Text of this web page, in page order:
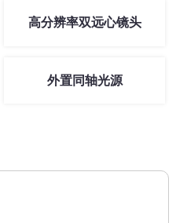
高分辨率双远心镜头
外置同轴光源